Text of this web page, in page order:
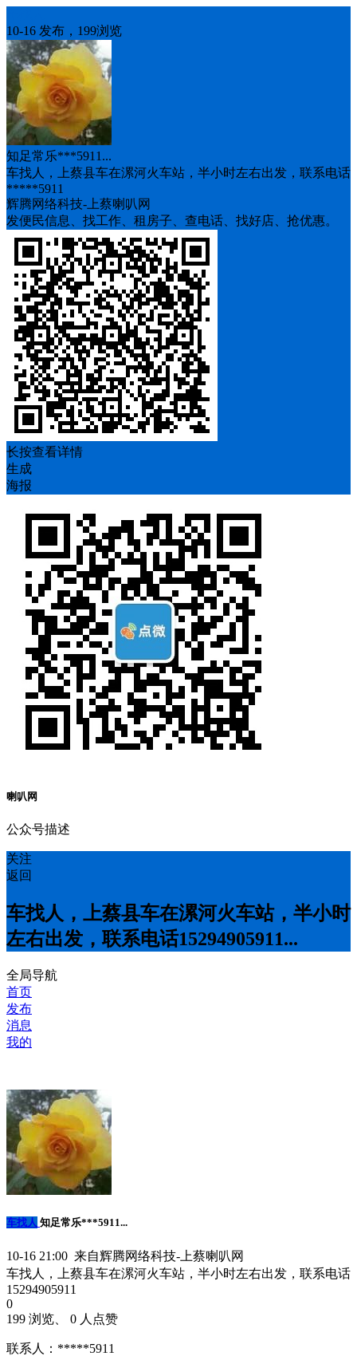
10-16 发布，199浏览
知足常乐***5911...
车找人，上蔡县车在漯河火车站，半小时左右出发，联系电话
*****5911
辉腾网络科技-上蔡喇叭网
发便民信息、找工作、租房子、查电话、找好店、抢优惠。
长按查看详情
生成
海报
喇叭网
公众号描述
关注
返回
车找人，上蔡县车在漯河火车站，半小时
左右出发，联系电话15294905911...
全局导航
首页
发布
消息
我的
车找人 知足常乐***5911...
10-16 21:00 来自辉腾网络科技-上蔡喇叭网
车找人，上蔡县车在漯河火车站，半小时左右出发，联系电话
15294905911
0
199 浏览、 0 人点赞
联系人：*****5911